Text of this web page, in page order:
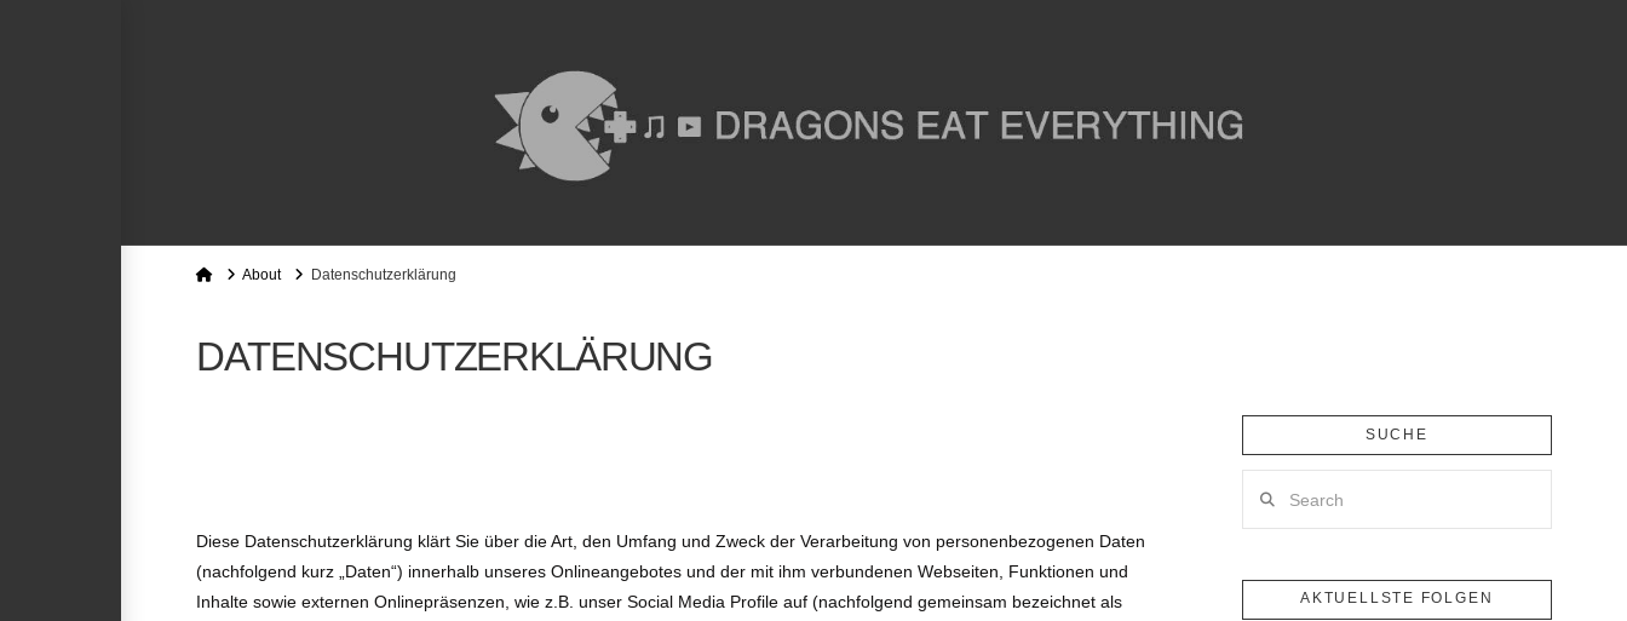
HomeAbout Datenschutzerklärung
DATENSCHUTZERKLÄRUNG
Diese Datenschutzerklärung klärt Sie über die Art, den Umfang und Zweck der Verarbeitung von personenbezogenen Daten
(nachfolgend kurz „Daten“) innerhalb unseres Onlineangebotes und der mit ihm verbundenen Webseiten, Funktionen und
Inhalte sowie externen Onlinepräsenzen, wie z.B. unser Social Media Profile auf (nachfolgend gemeinsam bezeichnet als
SUCHE
AKTUELLSTE FOLGEN